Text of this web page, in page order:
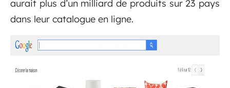
aurait plus d’un milliard de produits sur 23 pays
dans leur catalogue en ligne.